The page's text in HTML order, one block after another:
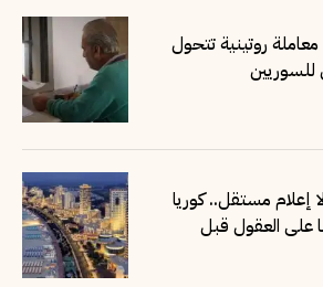
روتينية تتحول
إعلام مستقل.. كوريا
على العقول قبل